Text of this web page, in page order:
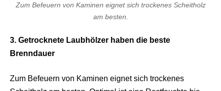
Zum Befeuern von Kaminen eignet sich trockenes Scheitholz
am besten.
3. Getrocknete Laubhölzer haben die beste
Brenndauer
Zum Befeuern von Kaminen eignet sich trockenes